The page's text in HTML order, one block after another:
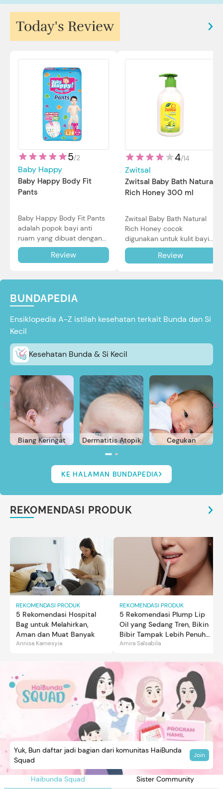
Today's Review
5/2
Baby Happy
Baby Happy Body Fit
Pants
Baby Happy Body Fit Pants
adalah popok bayi anti
ruam yang dibuat dengan
teknologi Air Through
Technology.Review
4/14
Zwitsal
Zwitsal Baby Bath Natural
Rich Honey 300 ml
Zwitsal Baby Bath Natural
Rich Honey cocok
digunakan untuk kulit bayi
baru lahir bahkan kulit
sensitif sekalipun. Simak
Review
BUNDAPEDIA
Ensiklopedia A-Z istilah kesehatan terkait Bunda dan Si
Kecil
Kesehatan Bunda & Si Kecil
Biang Keringat Dermatitis Atopik Cegukan
KE HALAMAN BUNDAPEDIA
REKOMENDASI PRODUK
REKOMENDASI PRODUK
5 Rekomendasi Hospital
Bag untuk Melahirkan,
Aman dan Muat Banyak
Annisa Karnesyia
REKOMENDASI PRODUK
5 Rekomendasi Plump Lip
Oil yang Sedang Tren, Bikin
Bibir Tampak Lebih Penuh
dan Berkilau
Amira Salsabila
Haibunda Squad Sister Community
Yuk, Bun daftar jadi bagian dari komunitas HaiBunda
Squad
Join